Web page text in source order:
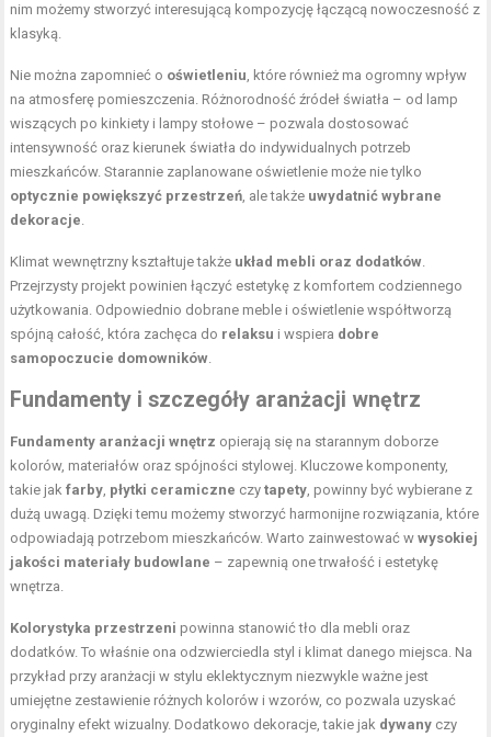
nim możemy stworzyć interesującą kompozycję łączącą nowoczesność z
klasyką.
Nie można zapomnieć o oświetleniu, które również ma ogromny wpływ
na atmosferę pomieszczenia. Różnorodność źródeł światła – od lamp
wiszących po kinkiety i lampy stołowe – pozwala dostosować
intensywność oraz kierunek światła do indywidualnych potrzeb
mieszkańców. Starannie zaplanowane oświetlenie może nie tylko
optycznie powiększyć przestrzeń, ale także uwydatnić wybrane
dekoracje.
Klimat wewnętrzny kształtuje także układ mebli oraz dodatków.
Przejrzysty projekt powinien łączyć estetykę z komfortem codziennego
użytkowania. Odpowiednio dobrane meble i oświetlenie współtworzą
spójną całość, która zachęca do relaksu i wspiera dobre
samopoczucie domowników.
Fundamenty i szczegóły aranżacji wnętrz
Fundamenty aranżacji wnętrz opierają się na starannym doborze
kolorów, materiałów oraz spójności stylowej. Kluczowe komponenty,
takie jakfarby, płytki ceramiczne czytapety, powinny być wybierane z
dużą uwagą. Dzięki temu możemy stworzyć harmonijne rozwiązania, które
odpowiadają potrzebom mieszkańców. Warto zainwestować wwysokiej
jakości materiały budowlane – zapewnią one trwałość i estetykę
wnętrza.
Kolorystyka przestrzeni powinna stanowić tło dla mebli oraz
dodatków. To właśnie ona odzwierciedla styl i klimat danego miejsca. Na
przykład przy aranżacji w stylu eklektycznym niezwykle ważne jest
umiejętne zestawienie różnych kolorów i wzorów, co pozwala uzyskać
oryginalny efekt wizualny. Dodatkowo dekoracje, takie jak dywany czy